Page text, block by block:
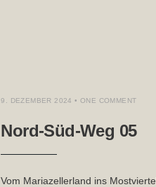
WEITWANDERN
9. DEZEMBER 2024 • ONE COMMENT
Nord-Süd-Weg 05
Vom Mariazellerland ins